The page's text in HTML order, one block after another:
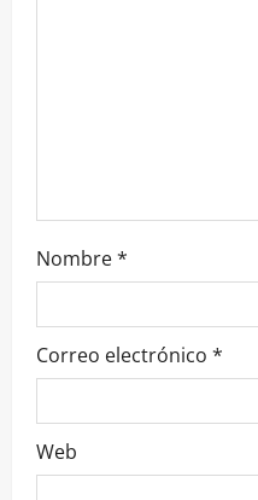
Nombre*
Correo electrónico *
Web